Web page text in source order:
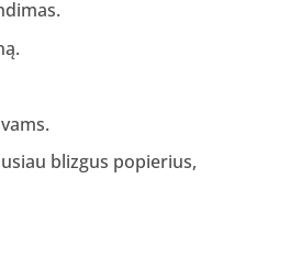
blizgus popierius,